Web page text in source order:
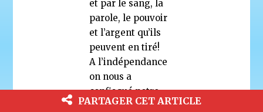
et par le sang, la
parole, le pouvoir
et l’argent qu’ils
peuvent en tiré!
A l’indépendance
on nous a
confisqué notre
indépendance,
PARTAGER CET ARTICLE